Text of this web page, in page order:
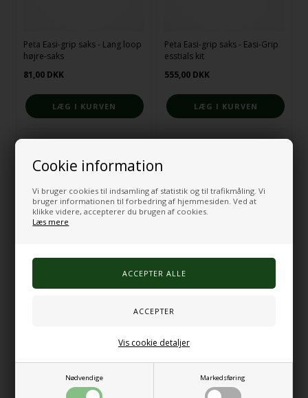
Cookie information
Vi bruger cookies til indsamling af statistik og til trafikmåling. Vi
bruger informationen til forbedring af hjemmesiden. Ved at
klikke videre, accepterer du brugen af cookies.
Læs mere
Nødvendige Markedsføring
Vis cookie detaljer
Peta Easi-grip saks - Lang loop
højre-saks
81,00 DKK
Peta Easi-grip saks - Easi-Grip
esstials kit
555,00 DKK
316,00DKK
køkkensaks
118,00DKK